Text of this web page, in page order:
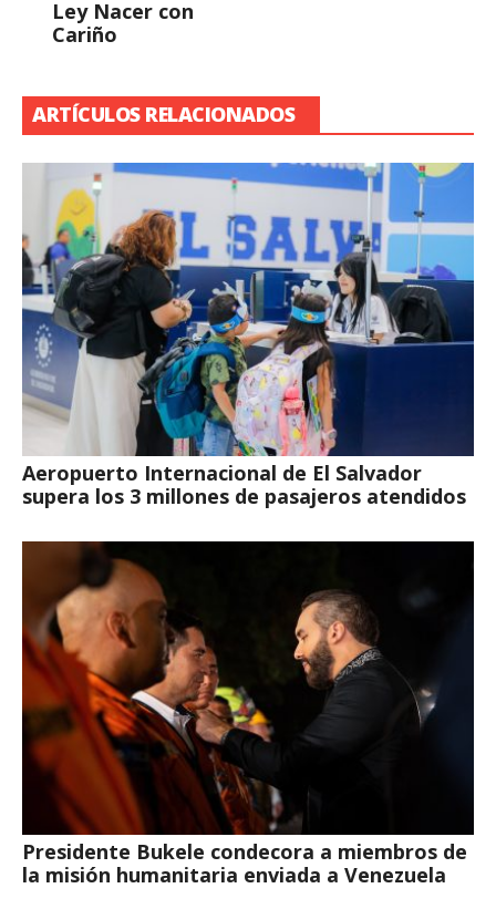
Ley Nacer con
Cariño
ARTÍCULOS RELACIONADOS
Aeropuerto Internacional de El Salvador
supera los 3 millones de pasajeros atendidos
Presidente Bukele condecora a miembros de
la misión humanitaria enviada a Venezuela